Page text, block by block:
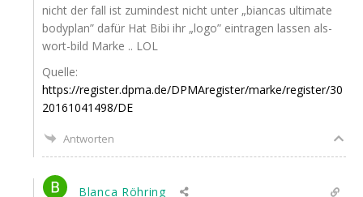
nicht der fall ist zumin­dest nicht unter „bian­cas ulti­ma­te
body­plan” dafür Hat Bibi ihr „logo” ein­tra­gen las­sen als-
wort-bild Mar­ke .. LOL
Quel­le:
https://register.dpma.de/DPMAregister/marke/register/30
20161041498/DE
Antworten
Blanca Röhring